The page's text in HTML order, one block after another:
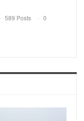
589 Posts
0